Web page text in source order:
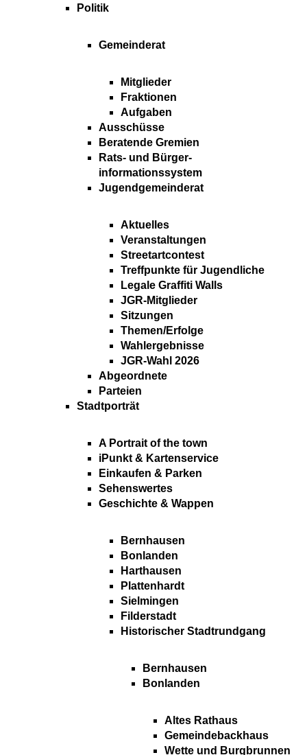
Politik
Gemeinderat
Mitglieder
Fraktionen
Aufgaben
Ausschüsse
Beratende Gremien
Rats- und Bürger-
informationssystem
Jugendgemeinderat
Aktuelles
Veranstaltungen
Streetartcontest
Treffpunkte für Jugendliche
Legale Graffiti Walls
JGR-Mitglieder
Sitzungen
Themen/Erfolge
Wahlergebnisse
JGR-Wahl 2026
Abgeordnete
Parteien
Stadtporträt
A Portrait of the town
iPunkt & Kartenservice
Einkaufen & Parken
Sehenswertes
Geschichte & Wappen
Bernhausen
Bonlanden
Harthausen
Plattenhardt
Sielmingen
Filderstadt
Historischer Stadtrundgang
Bernhausen
Bonlanden
Altes Rathaus
Gemeindebackhaus
Wette und Burgbrunnen